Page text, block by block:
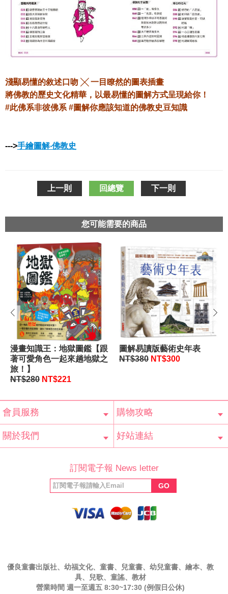
淺顯易懂的敘述口吻 ╳ 一目瞭然的圖表插畫
將佛教的歷史文化精華，以最易懂的圖解方式呈現給你！
#此佛系非彼佛系 #圖解你應該知道的佛教史豆知識
--->手繪圖解‧佛教史
上一則 回總覽 下一則
您可能需要的商品
漫畫知識王：地獄圖鑑【跟
著可愛角色一起來趟地獄之
旅！】
NT$280 NT$221
圖解易讀版藝術史年表
NT$380 NT$300
prev next
會員服務
會員辨法
客服信箱
隱私條款
網站導覽
購物攻略
常見問題
購物說明
訂單查詢
關於我們 好站連結
福利協會
絲專頁
訂閱電子報 News letter
GO
優良童書出版社、幼福文化、童書、兒童書、幼兒童書、繪本、教
具、兒歌、童謠、教材
營業時間 週一至週五 8:30~17:30 (例假日公休)